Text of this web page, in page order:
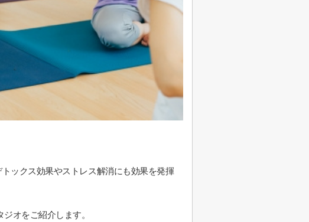
ックス効果やストレス解消にも効果を発揮
オをご紹介します。